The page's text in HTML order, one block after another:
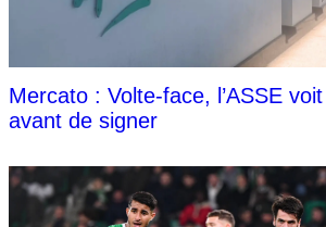
Mercato : Volte-face, l’ASSE
avant de signer